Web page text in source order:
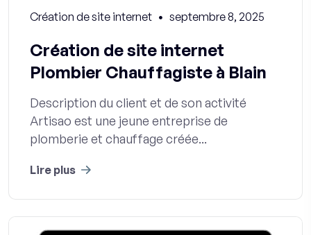
Création de site internet septembre 8, 2025
Création de site internet
Plombier Chauffagiste à Blain
Description du client et de son activité
Artisao est une jeune entreprise de
plomberie et chauffage créée...
Lire plus